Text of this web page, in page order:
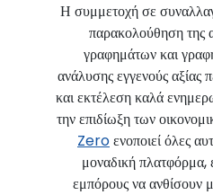
Η συμμετοχή σε
παρακολούθηση της
γραφημάτων και
ανάλυσης εγγενούς αξίας
και εκτέλεση καλά
την επιδίωξη των
Zeroενοποιεί όλες
μοναδική πλατφόρμα,
εμπόρους να ανθίσουν